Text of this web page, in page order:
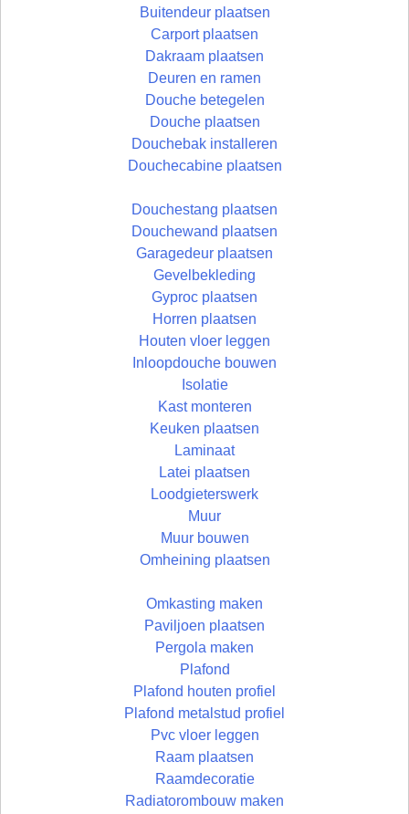
Buitendeur plaatsen
Carport plaatsen
Dakraam plaatsen
Deuren en ramen
Douche betegelen
Douche plaatsen
Douchebak installeren
Douchecabine plaatsen
Douchestang plaatsen
Douchewand plaatsen
Garagedeur plaatsen
Gevelbekleding
Gyproc plaatsen
Horren plaatsen
Houten vloer leggen
Inloopdouche bouwen
Isolatie
Kast monteren
Keuken plaatsen
Laminaat
Latei plaatsen
Loodgieterswerk
Muur
Muur bouwen
Omheining plaatsen
Omkasting maken
Paviljoen plaatsen
Pergola maken
Plafond
Plafond houten profiel
Plafond metalstud profiel
Pvc vloer leggen
Raam plaatsen
Raamdecoratie
Radiatorombouw maken